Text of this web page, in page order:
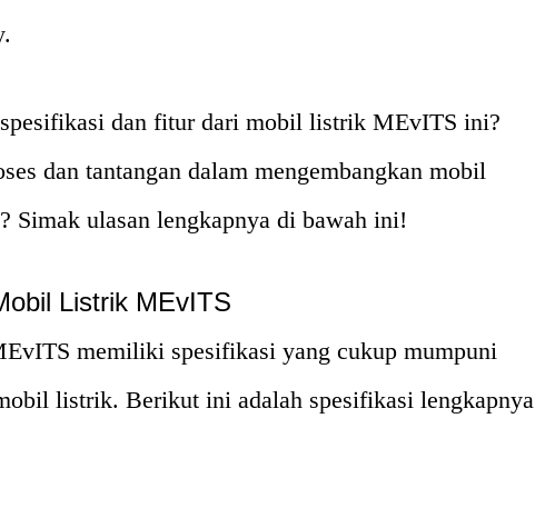
dan fitur dari mobil listrik MEvITS ini?
dan tantangan dalam mengembangkan mobil
Simak ulasan lengkapnya di bawah ini!
Listrik MEvITS
memiliki spesifikasi yang cukup mumpuni
listrik. Berikut ini adalah spesifikasi lengkapnya